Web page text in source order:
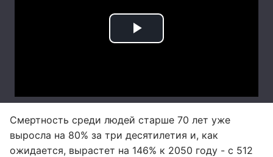
Смертность среди людей старше 70 лет уже
выросла на 80% за три десятилетия и, как
ожидается, вырастет на 146% к 2050 году - с 512